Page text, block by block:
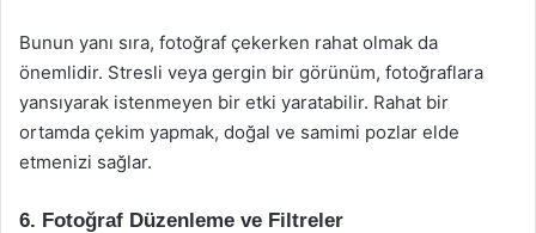
Bunun yanı sıra, fotoğraf çekerken rahat olmak da
önemlidir. Stresli veya gergin bir görünüm, fotoğraflara
yansıyarak istenmeyen bir etki yaratabilir. Rahat bir
ortamda çekim yapmak, doğal ve samimi pozlar elde
etmenizi sağlar.
6. Fotoğraf Düzenleme ve Filtreler